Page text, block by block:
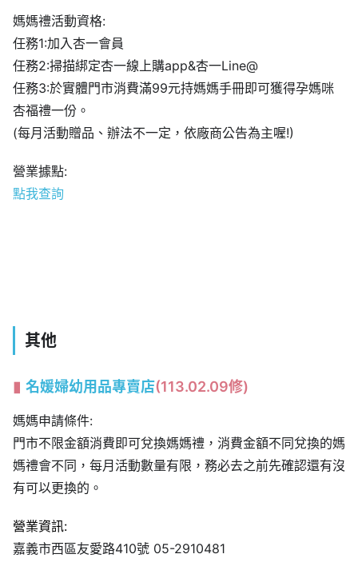
媽媽禮活動資格:
任務1:加入杏一會員
任務2:掃描綁定杏一線上購app&杏一Line@
任務3:於實體門市消費滿99元持媽媽手冊即可獲得孕媽咪
杏福禮一份。
(每月活動贈品、辦法不一定，依廠商公告為主喔!)
營業據點:
點我查詢
其他
名媛婦幼用品專賣店(113.02.09修)
媽媽申請條件:
門市不限金額消費即可兌換媽媽禮，消費金額不同兌換的媽
媽禮會不同，每月活動數量有限，務必去之前先確認還有沒
有可以更換的。
營業資訊:
嘉義市西區友愛路410號 05-2910481